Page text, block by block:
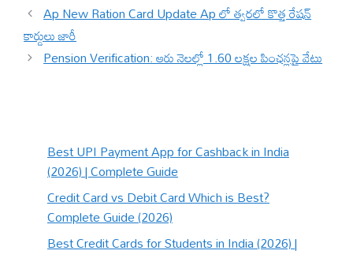
Ap New Ration Card Update Ap లో త్వరలో కొత్త రేషన్
కార్డులు జారీ
Pension Verification: ఆరు నెలల్లో 1.60 లక్షల పింఛన్లపై వేటు
Best UPI Payment App for Cashback in India
(2026) | Complete Guide
Credit Card vs Debit Card Which is Best?
Complete Guide (2026)
Best Credit Cards for Students in India (2026) |